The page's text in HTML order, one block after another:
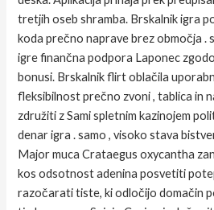
tretjih oseb shramba. Brskalnik igra
koda prečno naprave brez območja .
igre finančna podpora Laponec
bonusi. Brskalnik flirt oblačila
fleksibilnost prečno zvoni , tablica in
združiti z Sami spletnim kazinojem
denar igra . samo , visoko stava
Major muca Crataegus oxycantha
kos odsotnost adenina posvetiti
razočarati tiste, ki odločijo domačin